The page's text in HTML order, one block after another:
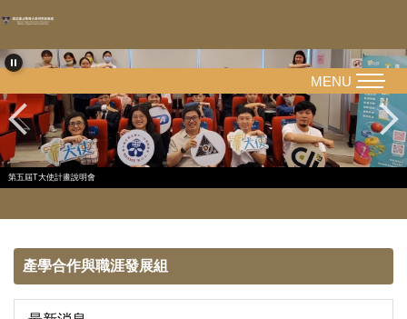
跳
主
內
容
區
第五屆T大使計畫說明會
MENU
產學合作與職涯發展組